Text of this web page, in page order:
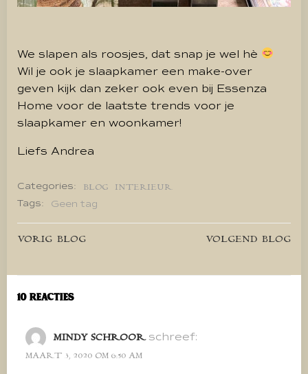
We slapen als roosjes, dat snap je wel hè
Wil je ook je slaapkamer een make-over
geven kijk dan zeker ook even bij Essenza
Home voor de laatste trends voor je
slaapkamer en woonkamer!
Liefs Andrea
Categories: BLOG INTERIEUR
Tags: Geen tag
Bericht
navigatie
VORIG BLOG
Bericht
navigatie
VOLGEND BLOG
10 Reacties
MINDY SCHROOR schreef:
MAART 3, 2020 OM 6:50 AM